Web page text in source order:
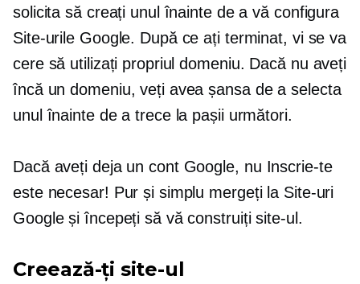
solicita să creați unul înainte de a vă configura
Site-urile Google. După ce ați terminat, vi se va
cere să utilizați propriul domeniu. Dacă nu aveți
încă un domeniu, veți avea șansa de a selecta
unul înainte de a trece la pașii următori.
Dacă aveți deja un cont Google, nu Inscrie-te
este necesar! Pur și simplu mergeți la Site-uri
Google și începeți să vă construiți site-ul.
Creează-ți site-ul